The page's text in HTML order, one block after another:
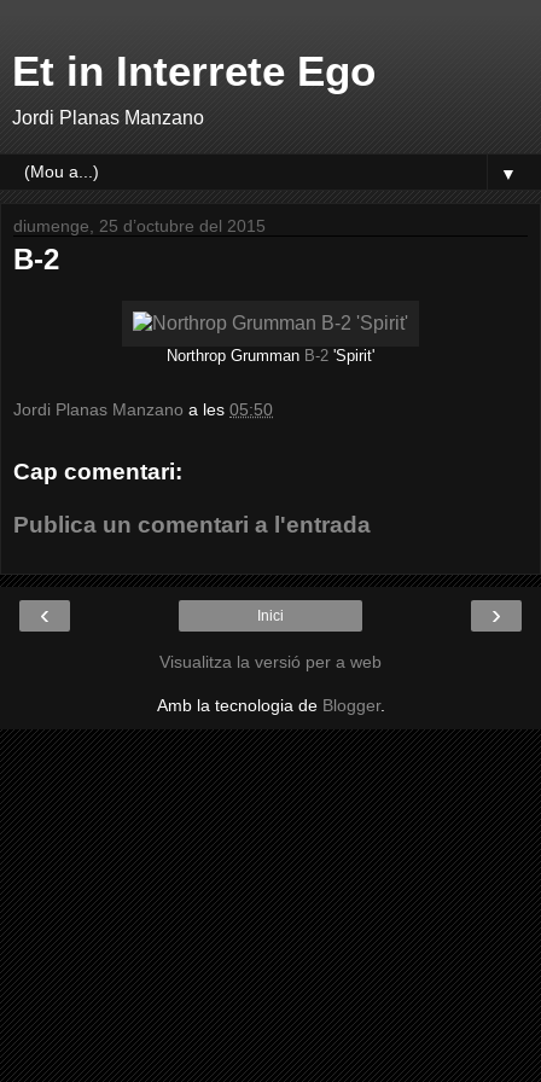
Et in Interrete Ego
Jordi Planas Manzano
▼
diumenge, 25 d’octubre del 2015
B-2
Northrop Grumman B-2 'Spirit'
Jordi Planas Manzano a les 05:50
Cap comentari:
Publica un comentari a l'entrada
‹ ›
Inici
Visualitza la versió per a web
Amb la tecnologia de Blogger.